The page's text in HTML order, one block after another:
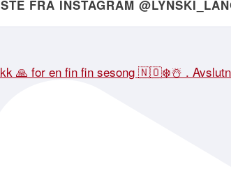
FRA INSTAGRAM
🙏 for en fin fin sesong 🇳🇴❄️☃️ .